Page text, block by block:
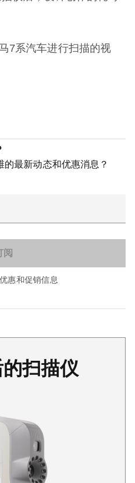
7系汽车进行扫描的视
最新动态和优惠消息？
惠和促销信息
扫描仪